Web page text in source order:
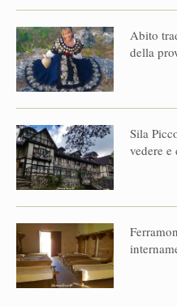
Abito
della
Sila
vedere e